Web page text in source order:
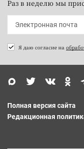
Раз в неделю мы
Я даю согласие на
Полная версия сайта
Редакционная